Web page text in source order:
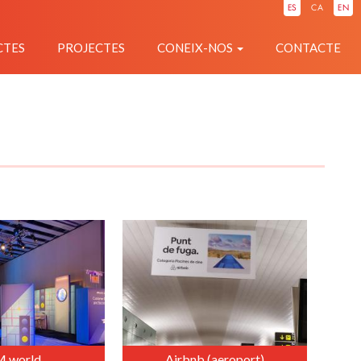
ES CA EN
PROJECTES CONEIX-NOS CONTACTE